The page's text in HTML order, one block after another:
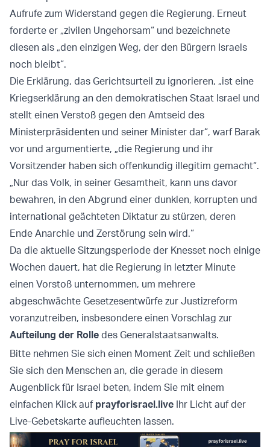
Aufrufe zum Widerstand gegen die Regierung. Erneut
forderte er „zivilen Ungehorsam“ und bezeichnete
diesen als „den einzigen Weg, der den Bürgern Israels
noch bleibt“.
Die Erklärung, das Gerichtsurteil zu ignorieren, „ist eine
Kriegserklärung an den demokratischen Staat Israel und
stellt einen Verstoß gegen den Amtseid des
Ministerpräsidenten und seiner Minister dar“, warf Barak
vor und argumentierte, „die Regierung und ihr
Vorsitzender haben sich offenkundig illegitim gemacht“.
„Nur das Volk, in seiner Gesamtheit, kann uns davor
bewahren, in den Abgrund einer dunklen, korrupten und
international geächteten Diktatur zu stürzen, deren
Ende Anarchie und Zerstörung sein wird.“
Da die aktuelle Sitzungsperiode der Knesset noch einige
Wochen dauert, hat die Regierung in letzter Minute
einen Vorstoß unternommen, um mehrere
abgeschwächte Gesetzesentwürfe zur Justizreform
voranzutreiben, insbesondere einen Vorschlag zur
Aufteilung der Rolle des Generalstaatsanwalts.
Bitte nehmen Sie sich einen Moment Zeit und schließen
Sie sich den Menschen an, die gerade in diesem
Augenblick für Israel beten, indem Sie mit einem
einfachen Klick auf prayforisrael.live Ihr Licht auf der
Live-Gebetskarte aufleuchten lassen.